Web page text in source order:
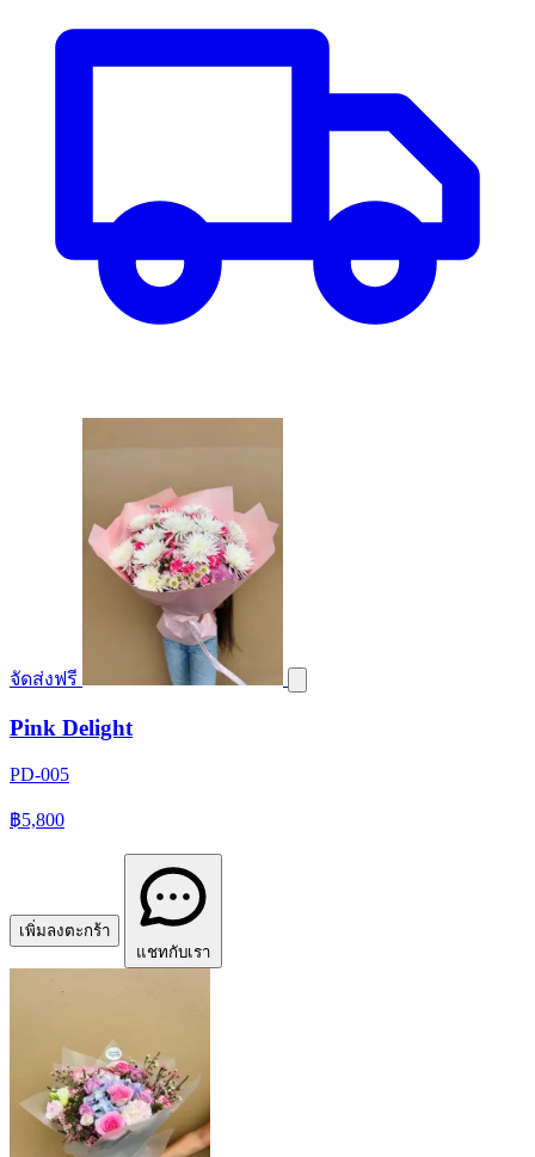
จัดส่งฟรี
Pink Delight
PD-005
฿5,800
เพิ่มลงตะกร้า
แชทกับเรา